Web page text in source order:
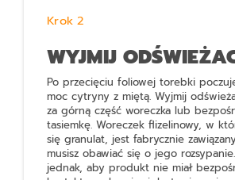
Krok 2
WYJMIJ
Po przecięciu foliowej torebki
moc cytryny z miętą. Wyjmij
za górną część woreczka lub
tasiemkę. Woreczek flizelinowy, w
się granulat, jest fabrycznie
musisz obawiać się o jego
jednak, aby produkt nie miał